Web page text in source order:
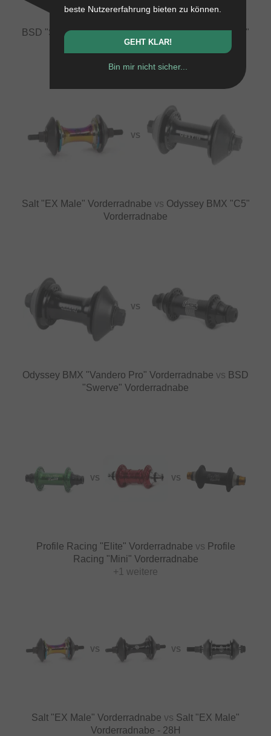
BSD "Swerve" VorderradnabevsOdyssey BMX "C5"
Vorderradnabe
VS
Salt "EX Male" Vorderradnabe vs Odyssey BMX "C5"
Vorderradnabe
VS
Odyssey BMX "Vandero Pro" Vorderradnabe vs BSD
"Swerve" Vorderradnabe
VS VS
Profile Racing "Elite" Vorderradnabe vs Profile
Racing "Mini" Vorderradnabe
+1 weitere
VS VS
Salt "EX Male" Vorderradnabe vs Salt "EX Male"
Vorderradnabe - 28H
beste Nutzererfahrung bieten zu können.
GEHT KLAR!
Bin mir nicht sicher...